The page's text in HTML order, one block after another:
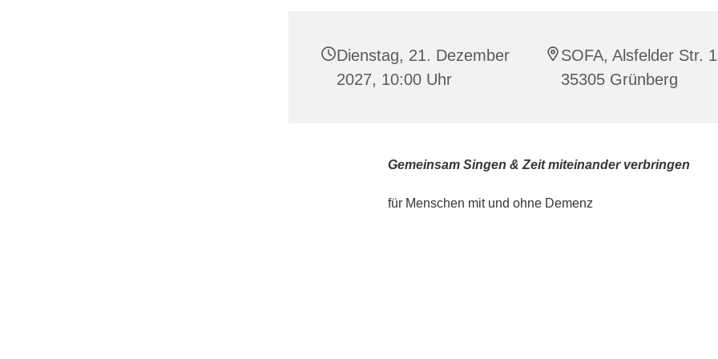
Dienstag, 21. Dezember
2027, 10:00 Uhr
SOFA, Alsfelder Str.
35305 Grünberg
Gemeinsam Singen & Zeit miteinander verbringen
für Menschen mit und ohne Demenz